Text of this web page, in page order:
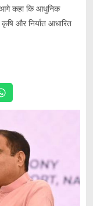
आगे कहा कि आधुनिक
और निर्यात आधारित